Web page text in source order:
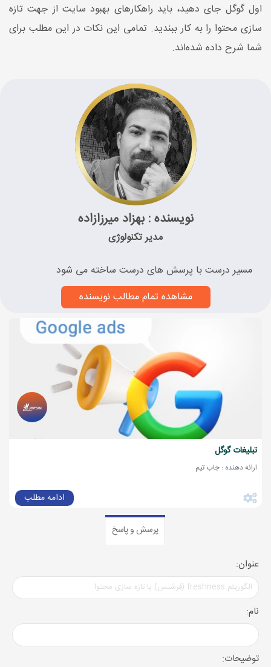
اول گوگل جای دهید، باید راهکارهای بهبود سایت از جهت تازه
سازی محتوا را به کار ببندید. تمامی این نکات در این مطلب برای
شما شرح داده شده‌اند.
نویسنده : بهزاد میرزازاده
مدیر تکنولوژی
مسیر درست با پرسش های درست ساخته می شود
مشاهده تمام مطالب نویسنده
تبلیغات گوگل
ارائه دهنده : جاب تیم
ادامه مطلب
پرسش و پاسخ
عنوان:
نام:
توضیحات: